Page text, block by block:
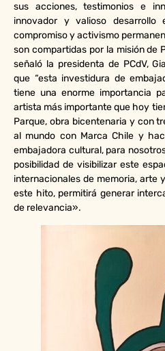
sus acciones, testimonios e
innovador y valioso
compromiso y activismo
son compartidas por la misión de
señaló la presidenta de PCdV,
que “esta investidura de
tiene una enorme importancia
artista más importante que hoy
Parque, obra bicentenaria y con
al mundo con Marca Chile y
embajadora cultural, para
posibilidad de visibilizar este
internacionales de memoria, arte
este hito, permitirá generar
de relevancia».